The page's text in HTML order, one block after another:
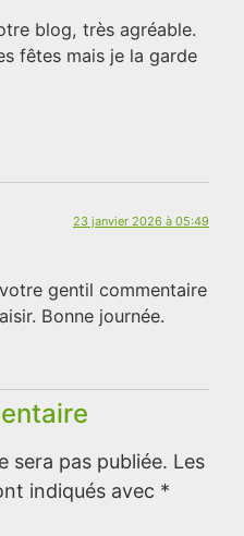
blog, très agréable.
fêtes mais je la garde
23 janvier 2026 à 05:49
gentil commentaire
Bonne journée.
sera pas publiée. Les
indiqués avec *